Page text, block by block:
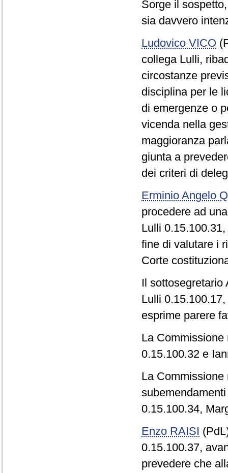
Sorge il
sia davvero
Ludovico VICO
collega Lulli,
circostanze
disciplina per le
di emergenze o
vicenda nella
maggioranza
giunta a
dei criteri di
Erminio Angelo
procedere ad
Lulli
fine di valutare i
Corte
Il sottosegretario
Lulli
esprime parere
La
0.15.100.32 e
La
0.15.100.34,
Enzo RAISI
0.15.100.37,
prevedere che